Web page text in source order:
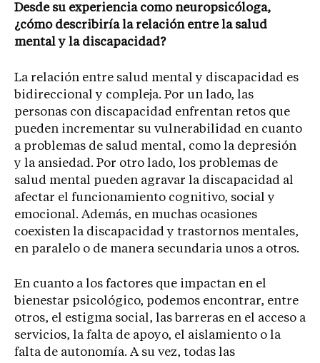
Desde su experiencia como neuropsicóloga,
¿cómo describiría la relación entre la salud
mental y la discapacidad?
La relación entre salud mental y discapacidad es
bidireccional y compleja. Por un lado, las
personas con discapacidad enfrentan retos que
pueden incrementar su vulnerabilidad en cuanto
a problemas de salud mental, como la depresión
y la ansiedad. Por otro lado, los problemas de
salud mental pueden agravar la discapacidad al
afectar el funcionamiento cognitivo, social y
emocional. Además, en muchas ocasiones
coexisten la discapacidad y trastornos mentales,
en paralelo o de manera secundaria unos a otros.
En cuanto a los factores que impactan en el
bienestar psicológico, podemos encontrar, entre
otros, el estigma social, las barreras en el acceso a
servicios, la falta de apoyo, el aislamiento o la
falta de autonomía. A su vez, todas las